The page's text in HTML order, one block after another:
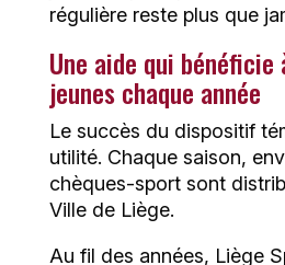
régulière reste plus que
Une aide qui bénéficie
jeunes chaque année
Le succès du dispositif
utilité. Chaque saison,
chèques-sport sont
Ville de Liège.
Au fil des années, Liège